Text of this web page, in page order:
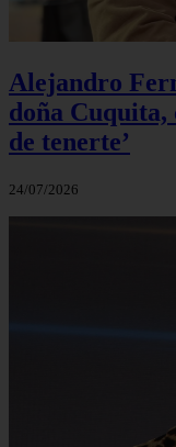
Alejandro
doña Cuquita,
de tenerte’
24/07/2026